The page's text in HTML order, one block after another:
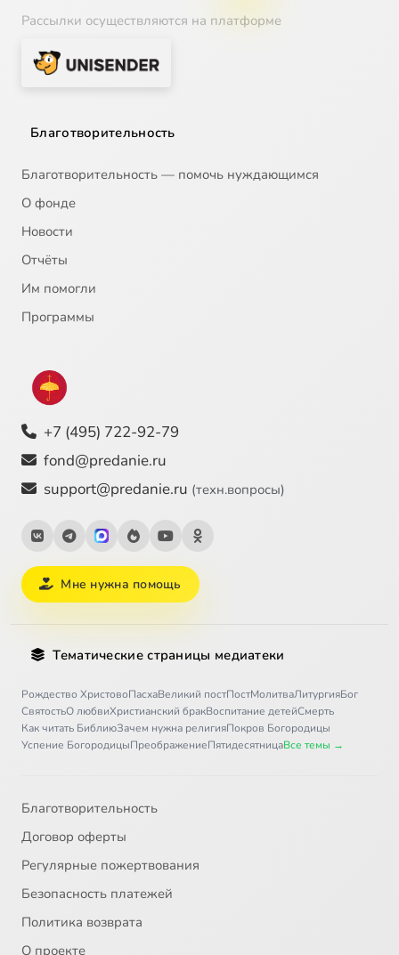
Рассылки осуществляются на платформе
Благотворительность
Благотворительность — помочь нуждающимся
О фонде
Новости
Отчёты
Им помогли
Программы
+7 (495) 722-92-79
fond@predanie.ru
support@predanie.ru (техн.вопросы)
Мне нужна помощь
Тематические страницы медиатеки
Рождество ХристовоПасхаВеликий постПостМолитваЛитургияБог
СвятостьО любвиХристианский бракВоспитание детейСмерть
Как читать БиблиюЗачем нужна религияПокров Богородицы
Успение БогородицыПреображениеПятидесятницаВсе темы →
Благотворительность
Договор оферты
Регулярные пожертвования
Безопасность платежей
Политика возврата
О проекте